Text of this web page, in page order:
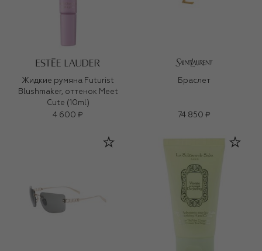
Жидкие румяна Futurist
Blushmaker, оттенок Meet
Cute (10ml)
4 600 ₽
Браслет
74 850 ₽